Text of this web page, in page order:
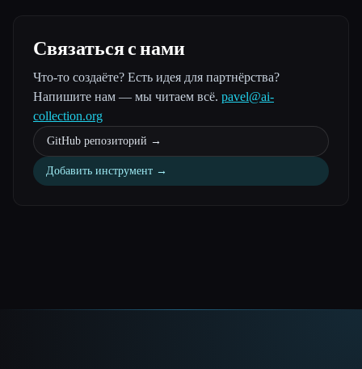
Связаться с нами
Что-то создаёте? Есть идея для партнёрства?
Напишите нам — мы читаем всё. pavel@ai-
collection.org
GitHub репозиторий →
Добавить инструмент →